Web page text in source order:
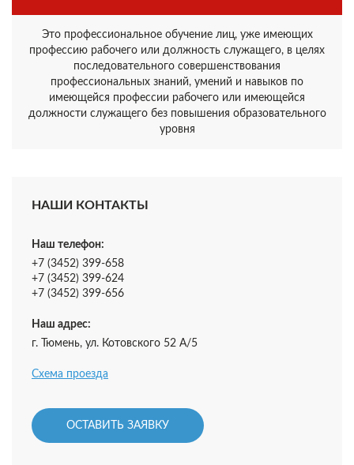
Это профессиональное обучение лиц, уже имеющих
профессию рабочего или должность служащего, в целях
последовательного совершенствования
профессиональных знаний, умений и навыков по
имеющейся профессии рабочего или имеющейся
должности служащего без повышения образовательного
уровня
НАШИ КОНТАКТЫ
Наш телефон:
+7 (3452) 399-658
+7 (3452) 399-624
+7 (3452) 399-656
Наш адрес:
г. Тюмень, ул. Котовского 52 А/5
Схема проезда
ОСТАВИТЬ ЗАЯВКУ